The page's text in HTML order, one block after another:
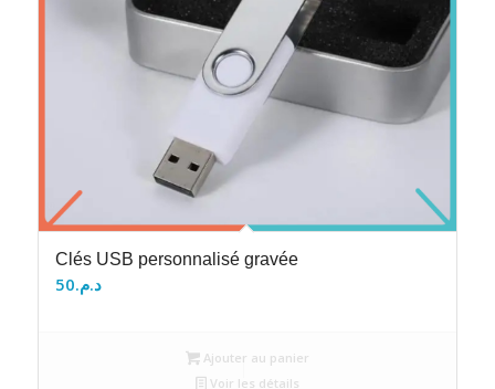
Clés USB personnalisé gravée
د.م.50
Ajouter au panier
Voir les détails